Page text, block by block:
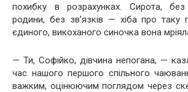
похибку в розрахунках. Сирота,
родини, без зв’язків — хіба про таку
єдиного, викоханого синочка вона
— Ти, Софійко, дівчина непогана, —
час нашого першого спільного
важким, оцінюючим поглядом через